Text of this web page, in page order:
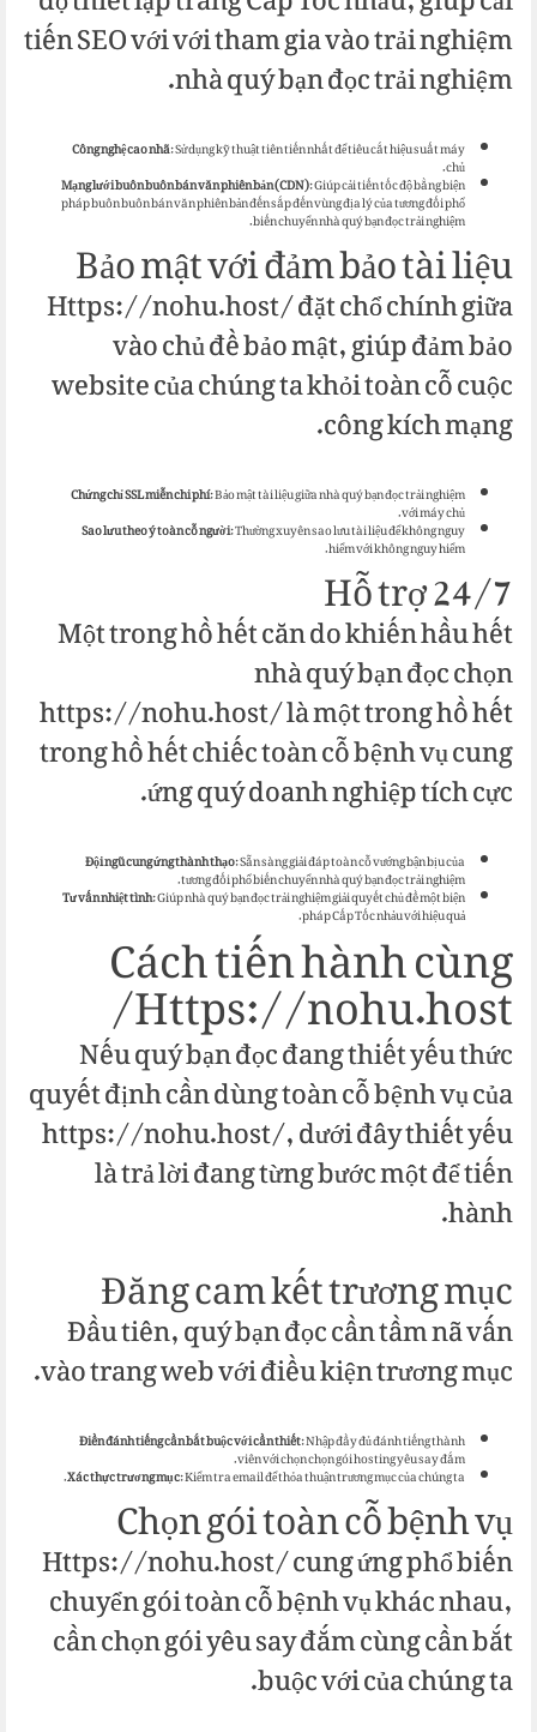
tiến SEO với với tham gia vào trải nghiệm
nhà quý bạn đọc trải nghiệm.
Công nghệ cao nhã: Sử dụng kỹ thuật tiên tiến nhất để tiêu cắt hiệu suất máy
chủ.
Mạng lưới buôn buôn bán văn phiên bản (CDN): Giúp cải tiến tốc độ bằng biện
pháp buôn buôn bán văn phiên bản đến sắp đến vùng địa lý của tương đối phổ
biến chuyển nhà quý bạn đọc trải nghiệm.
Bảo mật với đảm bảo tài liệu
Https://nohu.host/ đặt chổ chính giữa
vào chủ đề bảo mật, giúp đảm bảo
website của chúng ta khỏi toàn cỗ cuộc
công kích mạng.
Chứng chỉ SSL miễn chi phí: Bảo mật tài liệu giữa nhà quý bạn đọc trải nghiệm
với máy chủ.
Sao lưu theo ý toàn cỗ người: Thường xuyên sao lưu tài liệu để không nguy
hiểm với không nguy hiểm.
Hỗ trợ 24/7
Một trong hồ hết căn do khiến hầu hết
nhà quý bạn đọc chọn
https://nohu.host/ là một trong hồ hết
trong hồ hết chiếc toàn cỗ bệnh vụ cung
ứng quý doanh nghiệp tích cực.
Đội ngũ cung ứng thành thạo: Sẵn sàng giải đáp toàn cỗ vướng bận bịu của
tương đối phổ biến chuyển nhà quý bạn đọc trải nghiệm.
Tư vấn nhiệt tình: Giúp nhà quý bạn đọc trải nghiệm giải quyết chủ đề một biện
pháp Cấp Tốc nhảu với hiệu quả.
Cách tiến hành cùng
Https://nohu.host/
Nếu quý bạn đọc đang thiết yếu thức
quyết định cần dùng toàn cỗ bệnh vụ của
https://nohu.host/, dưới đây thiết yếu
là trả lời đang từng bước một để tiến
hành.
Đăng cam kết trương mục
Đầu tiên, quý bạn đọc cần tầm nã vấn
vào trang web với điều kiện trương mục.
Điền đánh tiếng cần bắt buộc với cần thiết: Nhập đầy đủ đánh tiếng thành
viên với chọn chọn gói hosting yêu say đắm.
Xác thực trương mục: Kiểm tra email để thỏa thuận trương mục của chúng ta.
Chọn gói toàn cỗ bệnh vụ
Https://nohu.host/ cung ứng phổ biến
chuyển gói toàn cỗ bệnh vụ khác nhau,
cần chọn gói yêu say đắm cùng cần bắt
buộc với của chúng ta.